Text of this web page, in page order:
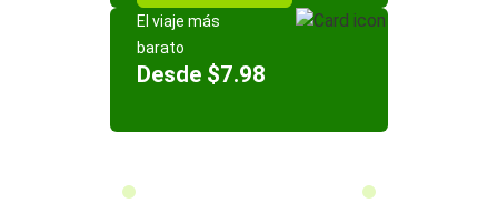
El viaje más
barato
Desde $7.98